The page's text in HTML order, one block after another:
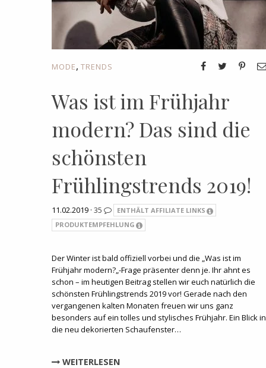
MODE, TRENDS
Was ist im Frühjahr
modern? Das sind die
schönsten
Frühlingstrends 2019!
11.02.2019 · 35
ENTHÄLT AFFILIATE LINKS
PRODUKTEMPFEHLUNG
Der Winter ist bald offiziell vorbei und die „Was ist im
Frühjahr modern?„-Frage präsenter denn je. Ihr ahnt es
schon – im heutigen Beitrag stellen wir euch natürlich die
schönsten Frühlingstrends 2019 vor! Gerade nach den
vergangenen kalten Monaten freuen wir uns ganz
besonders auf ein tolles und stylisches Frühjahr. Ein Blick in
die neu dekorierten Schaufenster…
WEITERLESEN